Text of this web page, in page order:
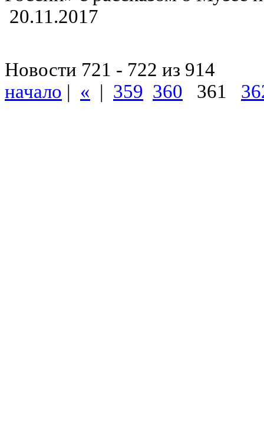
20.11.2017
Новости 721 - 722 из 914
начало | « | 359 360 361